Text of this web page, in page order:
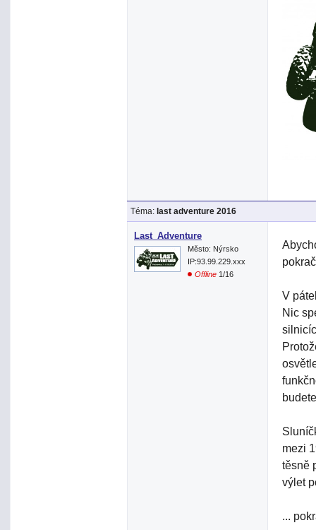
Téma: last adventure 2016
Last_Adventure
Město: Nýrsko
IP:93.99.229.xxx
Offline 1/16
V
Nic
mezi
těsně
výlet
...